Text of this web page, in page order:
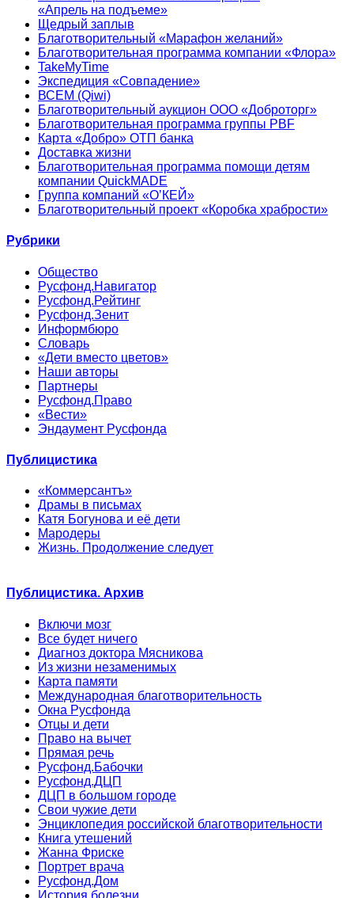
«Апрель на подъеме»
Щедрый заплыв
Благотворительный «Марафон желаний»
Благотворительная программа компании «Флора»
TakeMyTime
Экспедиция «Совпадение»
ВСЕМ (Qiwi)
Благотворительный аукцион ООО «Доброторг»
Благотворительная программа группы PBF
Карта «Добро» ОТП банка
Доставка жизни
Благотворительная программа помощи детям
компании QuickMADE
Группа компаний «О’КЕЙ»
Благотворительный проект «Коробка храбрости»
Рубрики
Общество
Русфонд.Навигатор
Русфонд.Рейтинг
Русфонд.Зенит
Информбюро
Словарь
«Дети вместо цветов»
Наши авторы
Партнеры
Русфонд.Право
«Вести»
Эндаумент Русфонда
Публицистика
«Коммерсантъ»
Драмы в письмах
Катя Богунова и её дети
Мародеры
Жизнь. Продолжение следует
Публицистика. Архив
Включи мозг
Все будет ничего
Диагноз доктора Мясникова
Из жизни незаменимых
Карта памяти
Международная благотворительность
Окна Русфонда
Отцы и дети
Право на вычет
Прямая речь
Русфонд.Бабочки
Русфонд.ДЦП
ДЦП в большом городе
Свои чужие дети
Энциклопедия российской благотворительности
Книга утешений
Жанна Фриске
Портрет врача
Русфонд.Дом
История болезни